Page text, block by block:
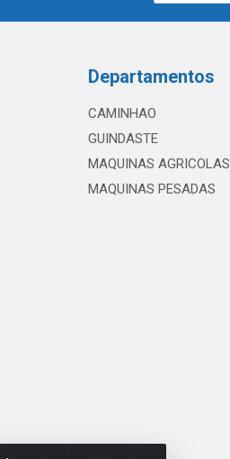
Departamentos
CAMINHAO
GUINDASTE
MAQUINAS AGRICOLAS
MAQUINAS PESADAS